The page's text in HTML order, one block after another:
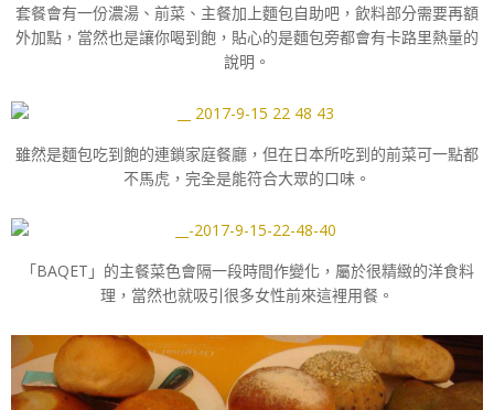
套餐會有一份濃湯、前菜、主餐加上麵包自助吧，飲料部分需要再額
外加點，當然也是讓你喝到飽，貼心的是麵包旁都會有卡路里熱量的
說明。
雖然是麵包吃到飽的連鎖家庭餐廳，但在日本所吃到的前菜可一點都
不馬虎，完全是能符合大眾的口味。
「BAQET」的主餐菜色會隔一段時間作變化，屬於很精緻的洋食料
理，當然也就吸引很多女性前來這裡用餐。